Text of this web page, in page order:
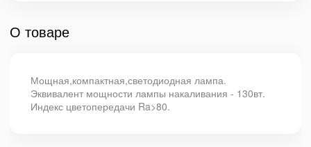
О товаре
Мощная,компактная,светодиодная лампа.
Эквивалент мощности лампы накаливания - 130вт.
Индекс цветопередачи Ra>80.